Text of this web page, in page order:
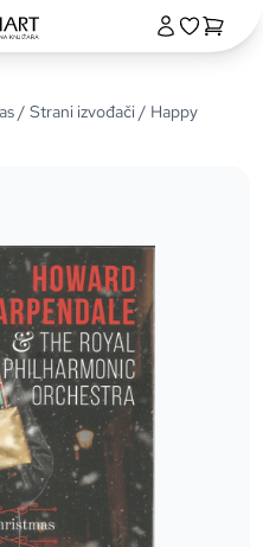
/Strani izvođači/ Happy